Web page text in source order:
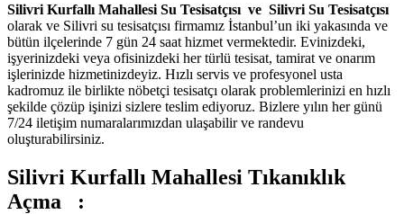
Silivri Kurfallı Mahallesi Su Tesisatçısı ve Silivri Su Tesisatçısı
olarak ve Silivri su tesisatçısı firmamız İstanbul’un iki yakasında ve
bütün ilçelerinde 7 gün 24 saat hizmet vermektedir. Evinizdeki,
işyerinizdeki veya ofisinizdeki her türlü tesisat, tamirat ve onarım
işlerinizde hizmetinizdeyiz. Hızlı servis ve profesyonel usta
kadromuz ile birlikte nöbetçi tesisatçı olarak problemlerinizi en hızlı
şekilde çözüp işinizi sizlere teslim ediyoruz. Bizlere yılın her günü
7/24 iletişim numaralarımızdan ulaşabilir ve randevu
oluşturabilirsiniz.
Silivri Kurfallı Mahallesi Tıkanıklık
Açma
: